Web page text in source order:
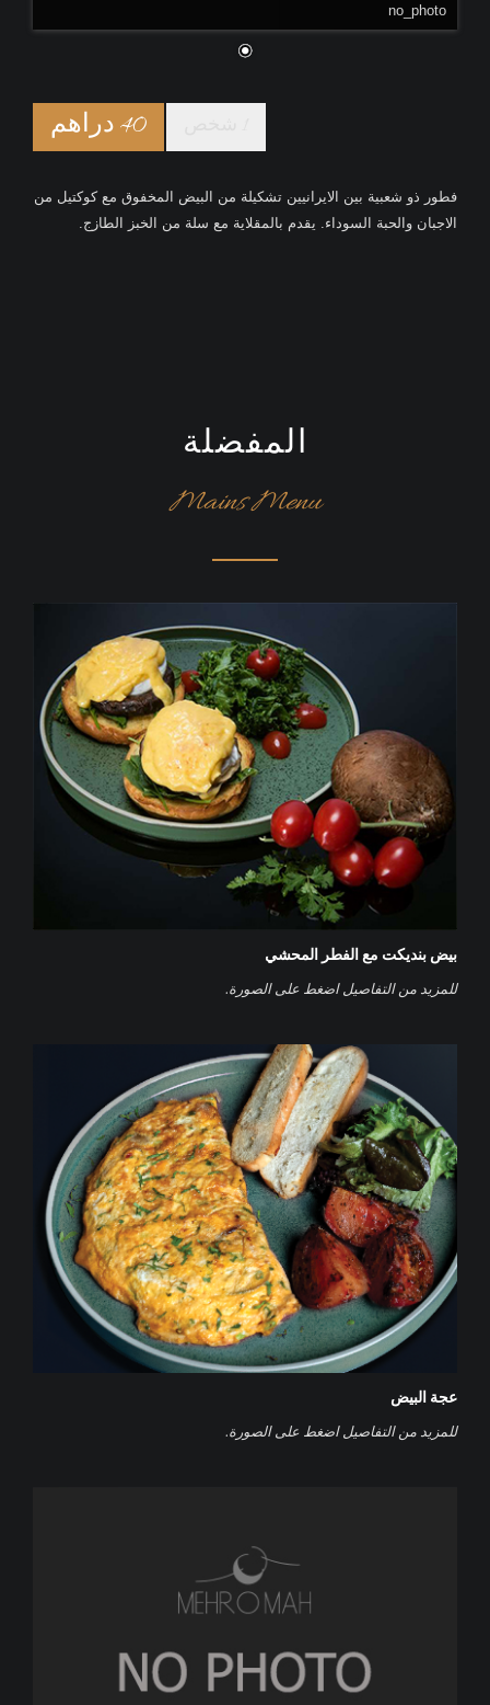
no_photo
40 دراهم
فطور ذو شعبية بين الايرانيين تشكيلة من البيض المخفوق مع كوكتيل من
الاجبان والحبة السوداء. يقدم بالمقلاية مع سلة من الخبز الطازج.
المفضلة
Mains Menu
بيض بنديكت مع الفطر المحشي
‌للمزيد من التفاصيل اضغط على الصورة.
عجة البيض
‌للمزيد من التفاصيل اضغط على الصورة.